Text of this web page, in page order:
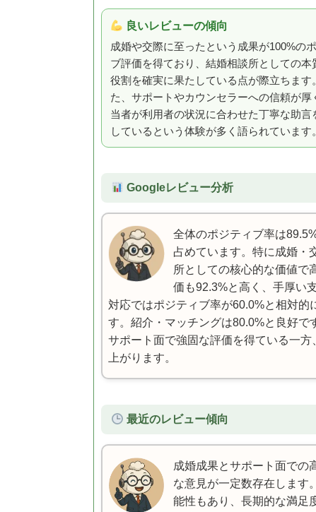
良いレビューの傾向
成婚や交際に至ったという成果が100%の
ブ評価を得ており、結婚相談所としての本
役割を確実に果たしている点が際立ちます
た、サポートやカウンセラーへの信頼が厚
当者が利用者の状況に合わせた丁寧な助言
しているという体験が多く語られています。
Googleレビュー分析
全体のポジティブ率は
占めています。特に成婚・
所としての核心的な価値で
価も92.3%と高く、手厚い
対応ではポジティブ率が60.0%と相対的
す。紹介・マッチングは80.0%と良好で
サポート面で強固な評価を得ている一
上がります。
最近のレビュー傾向
成婚成果とサポート面での
な意見が一定数存在します
能性もあり、長期的な満足